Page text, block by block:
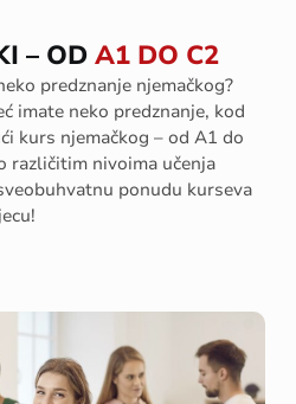
– ODA1 DO C2
predznanje njemačkog?
imate neko predznanje, kod
kurs njemačkog – od A1 do
različitim nivoima učenja
ponudu kurseva